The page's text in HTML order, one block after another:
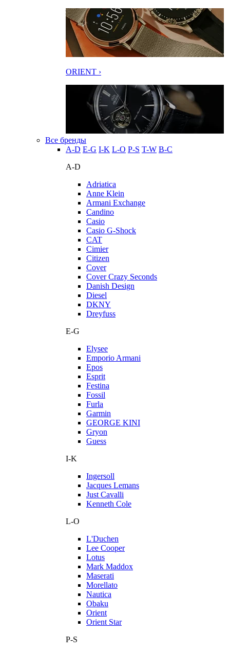
ORIENT ›
Все бренды
A-D E-G I-K L-O P-S T-W В-С
A-D
Adriatica
Anne Klein
Armani Exchange
Candino
Casio
Casio G-Shock
CAT
Cimier
Citizen
Cover
Cover Crazy Seconds
Danish Design
Diesel
DKNY
Dreyfuss
E-G
Elysee
Emporio Armani
Epos
Esprit
Festina
Fossil
Furla
Garmin
GEORGE KINI
Gryon
Guess
I-K
Ingersoll
Jacques Lemans
Just Cavalli
Kenneth Cole
L-O
L'Duchen
Lee Cooper
Lotus
Mark Maddox
Maserati
Morellato
Nautica
Obaku
Orient
Orient Star
P-S